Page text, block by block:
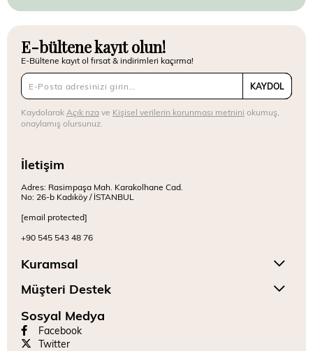
E-bültene kayıt olun!
E-Bültene kayıt ol fırsat & indirimleri kaçırma!
KAYDOL
KaydolarakAçık rızave Kişisel verilerin korunması metnini okumuş,
onaylamış olursunuz.
İletişim
Adres: Rasimpaşa Mah. Karakolhane Cad.
No: 26-b Kadıköy / İSTANBUL
[email protected]
+90 545 543 48 76
Kuramsal
Müşteri Destek
Sosyal Medya
Facebook
Twitter